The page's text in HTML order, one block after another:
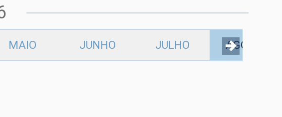
MAIO JUNHO JULHO AGOSTO